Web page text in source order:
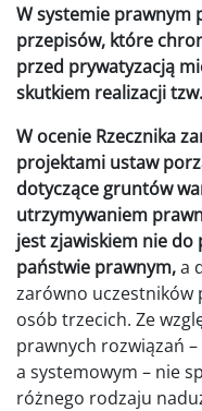
W systemie prawnym
przepisów, które
przed prywatyzacją
skutkiem realizacji
W ocenie Rzecznika
projektami ustaw
dotyczące gruntów
utrzymywaniem
jest zjawiskiem nie
państwie prawnym,a
zarówno uczestników
osób trzecich. Ze
prawnych rozwiązań
a systemowym – nie
różnego rodzaju